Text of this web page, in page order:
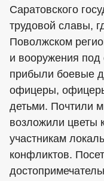
Саратовского
трудовой славы,
Поволжском
и вооружения
прибыли боевые
офицеры,
детьми. Почтили
возложили цветы
участникам
конфликтов.